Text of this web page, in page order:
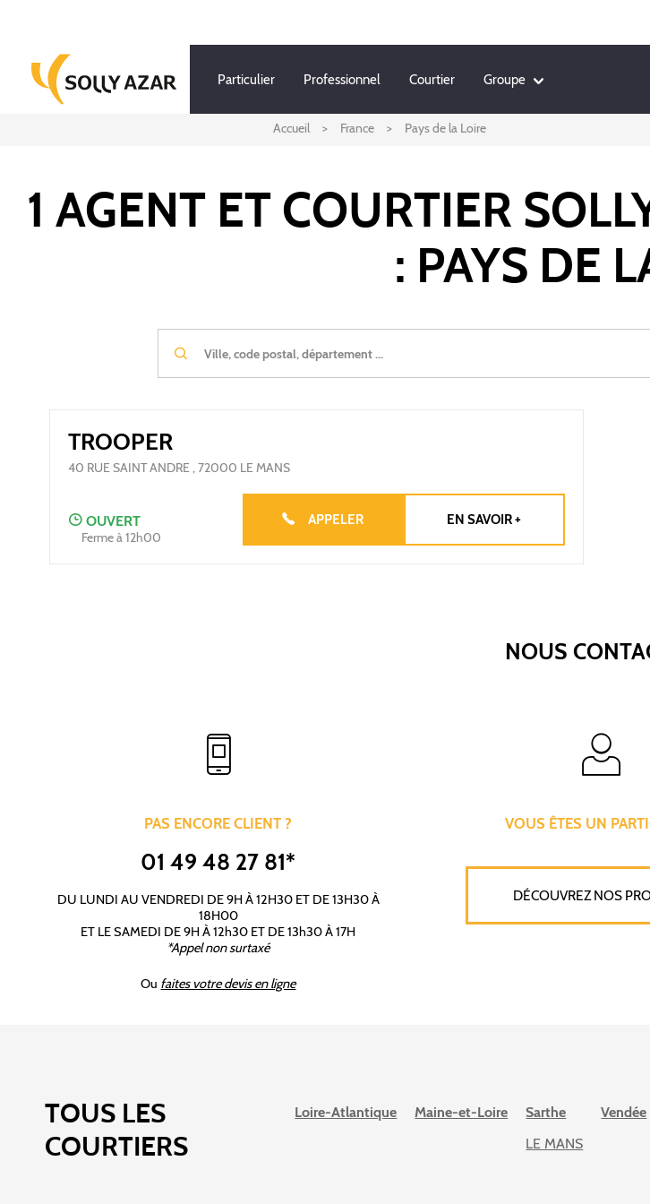
Accueil France Pays de la Loire
Particulier Professionnel Courtier Groupe
1 AGENT ET COURTIER
: PAYS DE
TROOPER
40 RUE SAINT ANDRE ,72000 LE MANS
OUVERT
Ferme à 12h00
APPELER EN SAVOIR +
NOUS
PAS ENCORE CLIENT ?
01 49 48 27 81*
DU LUNDI AU VENDREDI DE 9H À 12H30 ET DE 13H30 À
18H00
ET LE SAMEDI DE 9H À 12h30 ET DE 13h30 À 17H
*Appel non surtaxé
Ou faites votre devis en ligne
VOUS ÊTES UN
DÉCOUVREZ NOS
TOUS LES
COURTIERS
Loire-Atlantique Maine-et-Loire
Sarthe
LE MANS
Vendée